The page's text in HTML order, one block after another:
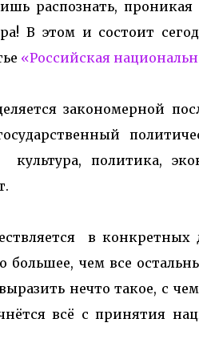
распознать,
В этом и состоит
«Российская
закономерной
политика,
в конкретных
большее, чем все
нечто такое, с
всё с принятия